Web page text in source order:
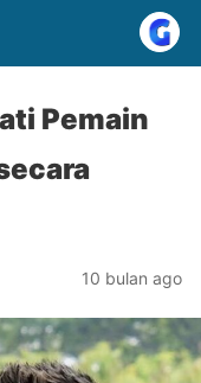
Pemain
10 bulan ago